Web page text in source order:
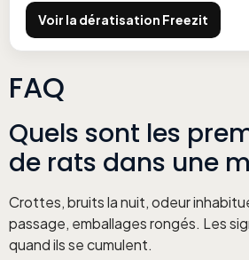
Voir la dératisation Freezit
FAQ
Quels sont les
de rats dans une
Crottes, bruits la nuit, odeur
passage, emballages rongés. Les
quand ils se cumulent.